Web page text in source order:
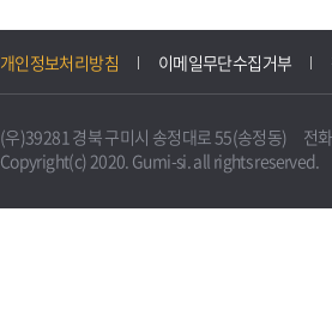
개인정보처리방침 이메일무단수집거부
(우)39281 경북 구미시 송정대로 55(송정동) 전
Copyright(c) 2020. Gumi-si. all rights reserved.